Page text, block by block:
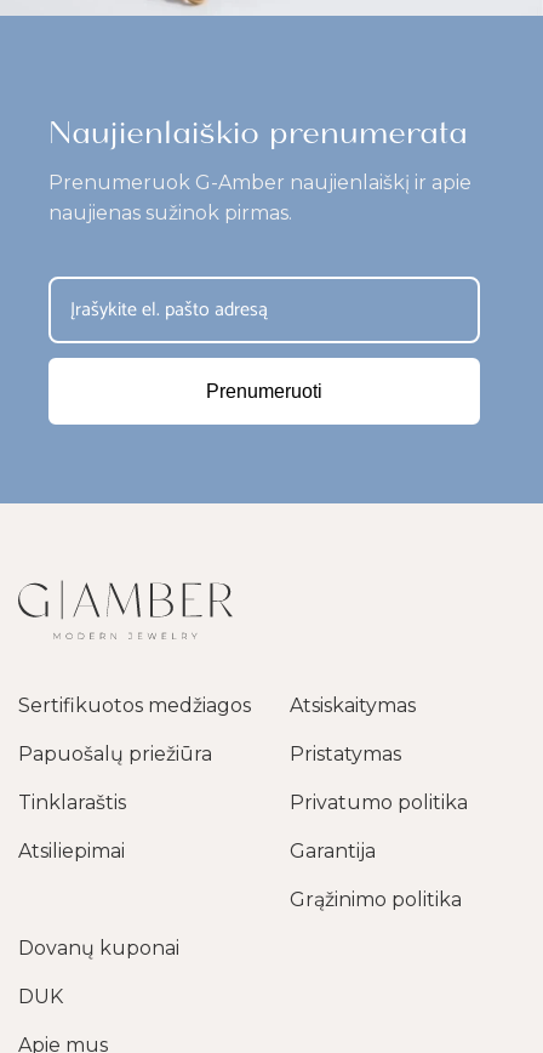
Sertifikuotos medžiagos
Papuošalų priežiūra
Tinklaraštis
Atsiliepimai
Atsiskaitymas
Pristatymas
Privatumo politika
Garantija
Grąžinimo politika
Dovanų kuponai
DUK
Apie mus
Naujienlaiškio prenumerata
Prenumeruok G-Amber naujienlaiškį ir apie
naujienas sužinok pirmas.
Prenumeruoti